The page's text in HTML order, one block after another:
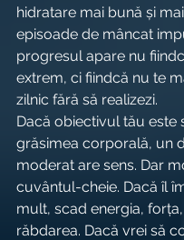
hidratare mai bună și
episoade de mâncat
progresul apare nu
extrem, ci fiindcă nu te
zilnic fără să realizezi.
Dacă obiectivul tău este
grăsimea corporală, un
moderat are sens. Dar
cuvântul-cheie. Dacă îl
mult, scad energia,
răbdarea. Dacă vrei să